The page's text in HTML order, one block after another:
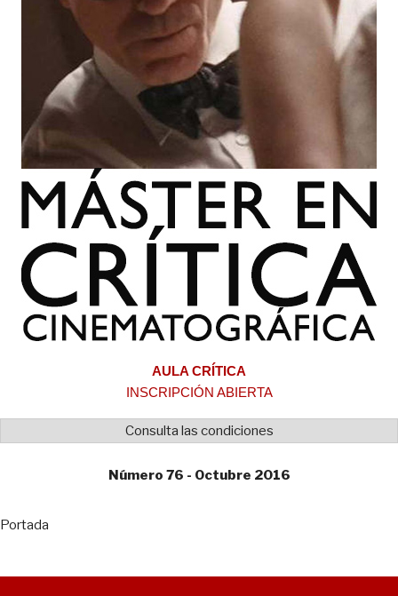
AULA CRÍTICA
INSCRIPCIÓN ABIERTA
Consulta las condiciones
Número 76 - Octubre 2016
Portada